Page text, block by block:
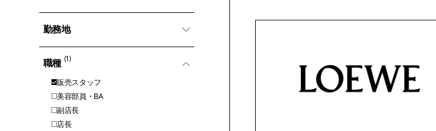
勤務地
職種 (1)
販売スタッフ
美容部員・BA
副店長
店長